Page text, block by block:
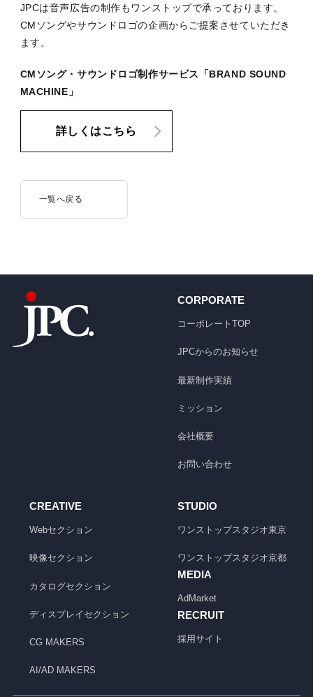
JPCは音声広告の制作もワンストップで承っております。
CMソングやサウンドロゴの企画からご提案させていただき
ます。
CMソング・サウンドロゴ制作サービス「BRAND SOUND
MACHINE」
詳しくはこちら
一覧へ戻る
CORPORATE
コーポレートTOP
JPCからのお知らせ
最新制作実績
ミッション
会社概要
お問い合わせ
CREATIVE
Webセクション
映像セクション
カタログセクション
ディスプレイセクション
CG MAKERS
AI/AD MAKERS
STUDIO
ワンストップスタジオ東京
ワンストップスタジオ京都
MEDIA
AdMarket
RECRUIT
採用サイト